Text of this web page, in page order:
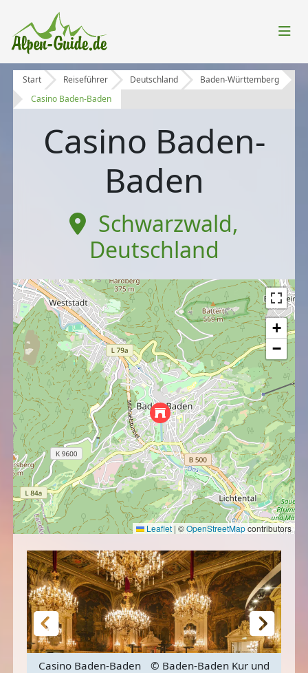
Start Reiseführer Deutschland
Baden-Württemberg
Casino Baden-Baden
Casino Baden-
Baden
Schwarzwald,
Deutschland
+
−
Leaflet | ©OpenStreetMapcontributors
Casino Baden-Baden
© Baden-Baden Kur und